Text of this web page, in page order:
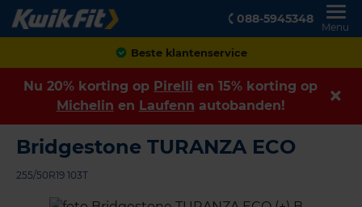
088-5945348
Menu
Achteraf betalen
Nu 20% korting op Pirelli en 15% korting op
Michelin en Laufenn autobanden!
Bridgestone TURANZA ECO
255/50R19 103T